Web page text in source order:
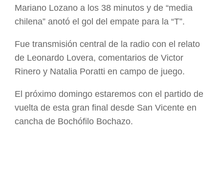
Mariano Lozano a los 38 minutos y de “media
chilena” anotó el gol del empate para la “T”.
Fue transmisión central de la radio con el relato
de Leonardo Lovera, comentarios de Victor
Rinero y Natalia Poratti en campo de juego.
El próximo domingo estaremos con el partido de
vuelta de esta gran final desde San Vicente en
cancha de Bochófilo Bochazo.